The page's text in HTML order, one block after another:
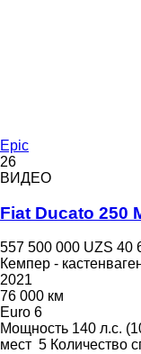
Epic
26
ВИДЕО
Fiat Ducato 250
557 500 000 UZS 40
Кемпер -
2021
76 000 км
Euro 6
Мощность 140 л.с.
мест 5 Количество